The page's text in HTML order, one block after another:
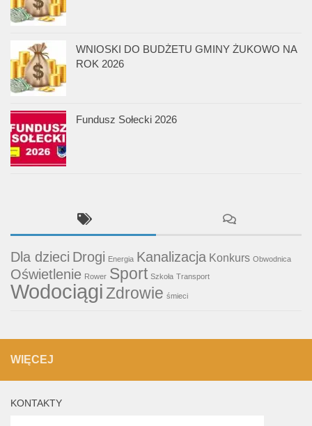
WNIOSKI DO BUDŻETU GMINY ŻUKOWO NA
ROK 2026
Fundusz Sołecki 2026
Dla dzieci Drogi Energia Kanalizacja Konkurs Obwodnica
Oświetlenie Rower Sport Szkoła Transport
WodociągiZdrowie śmieci
WIĘCEJ
KONTAKTY